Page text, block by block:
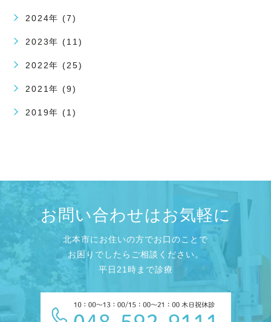
2024年 (7)
2023年 (11)
2022年 (25)
2021年 (9)
2019年 (1)
お問い合わせはお気軽に
北本市にお住いの方でお口のことで
お困りでしたらご相談ください。
平日21時まで診療